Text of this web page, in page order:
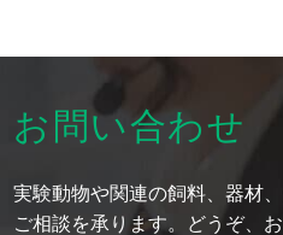
お問い合わせ
実験動物や関連の飼料、器材
ご相談を承ります。どうぞ、